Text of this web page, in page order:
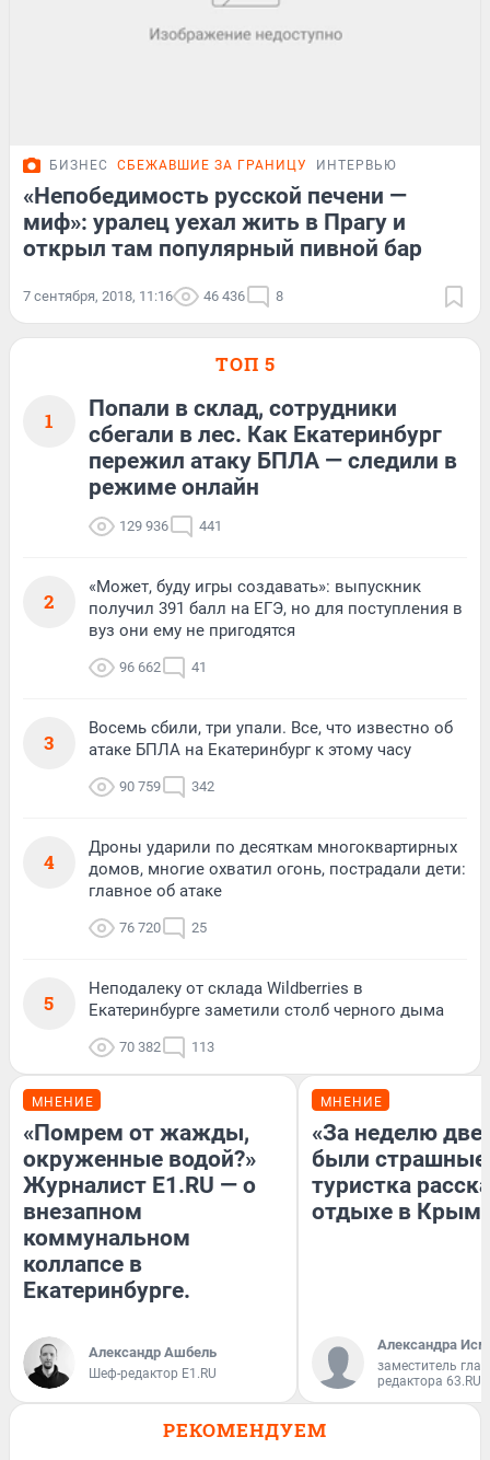
БИЗНЕС СБЕЖАВШИЕ ЗА ГРАНИЦУ ИНТЕРВЬЮ
«Непобедимость русской печени —
миф»: уралец уехал жить в Прагу и
открыл там популярный пивной бар
7 сентября, 2018, 11:16 46 436 8
ТОП 5
1
Попали в склад, сотрудники
сбегали в лес. Как Екатеринбург
пережил атаку БПЛА — следили в
режиме онлайн
129 936 441
2
«Может, буду игры создавать»: выпускник
получил 391 балл на ЕГЭ, но для поступления в
вуз они ему не пригодятся
96 662 41
3
Восемь сбили, три упали. Все, что известно об
атаке БПЛА на Екатеринбург к этому часу
90 759 342
4
Дроны ударили по десяткам многоквартирных
домов, многие охватил огонь, пострадали дети:
главное об атаке
76 720 25
5
Неподалеку от склада Wildberries в
Екатеринбурге заметили столб черного дыма
70 382 113
МНЕНИЕ
«Помрем от жажды,
окруженные водой?»
Журналист E1.RU — о
внезапном
коммунальном
коллапсе в
Екатеринбурге.
Александр Ашбель
Шеф-редактор E1.RU
МНЕНИЕ
«За неделю две
были
туристка
отдыхе в
Александра
заместитель
редактора 63.RU
РЕКОМЕНДУЕМ